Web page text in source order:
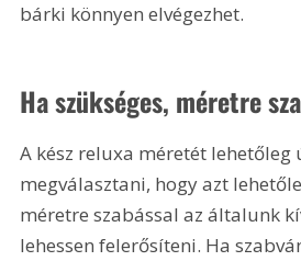
bárki könnyen elvégezhet.
Ha szükséges, méretre
A kész reluxa méretét lehetőleg
megválasztani, hogy azt
méretre szabással az általunk
lehessen felerősíteni. Ha